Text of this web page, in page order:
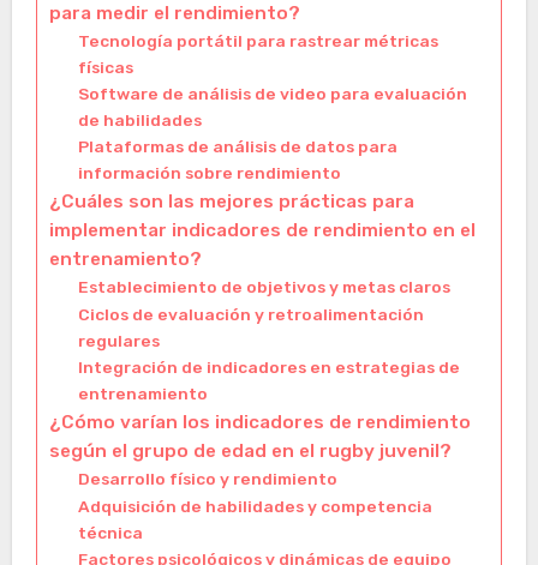
para medir el rendimiento?
Tecnología portátil para rastrear métricas
físicas
Software de análisis de video para evaluación
de habilidades
Plataformas de análisis de datos para
información sobre rendimiento
¿Cuáles son las mejores prácticas para
implementar indicadores de rendimiento en el
entrenamiento?
Establecimiento de objetivos y metas claros
Ciclos de evaluación y retroalimentación
regulares
Integración de indicadores en estrategias de
entrenamiento
¿Cómo varían los indicadores de rendimiento
según el grupo de edad en el rugby juvenil?
Desarrollo físico y rendimiento
Adquisición de habilidades y competencia
técnica
Factores psicológicos y dinámicas de equipo